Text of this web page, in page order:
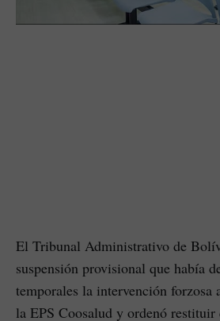
El Tribunal Administrativo de
suspensión provisional que había
temporales la intervención forzosa
la EPS Coosalud y ordenó